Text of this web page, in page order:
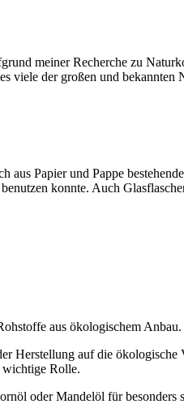
meiner Recherche zu
viele der großen und
aus Papier und Pappe
konnte. Auch
aus ökologischem Anbau.
wichtige Rolle.
oder Mandelöl für besonders